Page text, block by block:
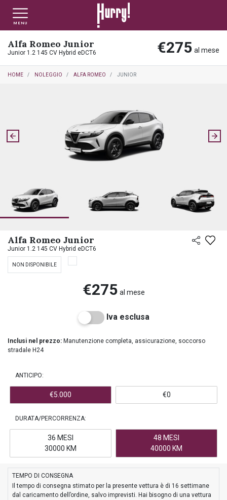
MENU
Alfa Romeo Junior
Junior 1.2 145 CV Hybrid eDCT6 €275 al mese
HOME NOLEGGIO ALFA ROMEO JUNIOR
Alfa Romeo Junior
Junior 1.2 145 CV Hybrid eDCT6
NON DISPONIBILE
€275 al mese
Iva esclusa
Inclusi nel prezzo: Manutenzione completa, assicurazione, soccorso
stradale H24
ANTICIPO:
€5.000 €0
DURATA/PERCORRENZA:
36 MESI
30000 KM
48 MESI
40000 KM
TEMPO DI CONSEGNA
Il tempo di consegna stimato per la presente vettura è di 16 settimane
dal caricamento dell’ordine, salvo imprevisti. Hai bisogno di una vettura
NLT PRIVATI
NLT USATO PRIVATI
NLT NUOVO
VALUTA E VENDI